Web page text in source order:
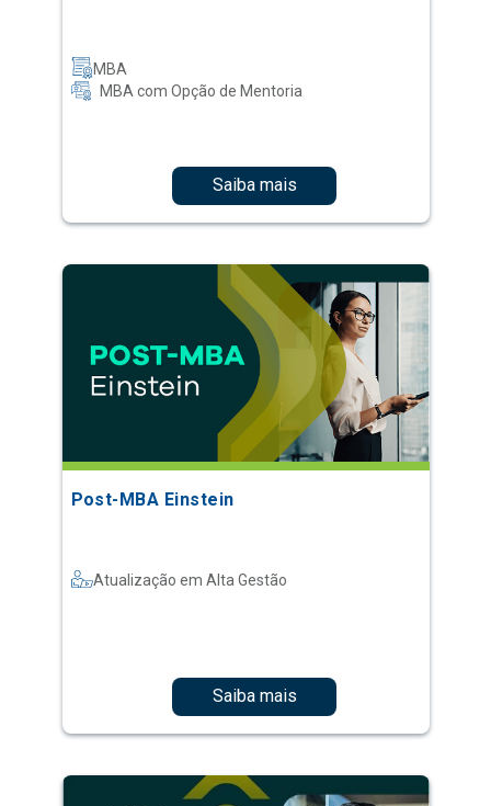
MBA
MBA com Opção de Mentoria
Saiba mais
Post-MBA Einstein
Atualização em Alta Gestão
Saiba mais